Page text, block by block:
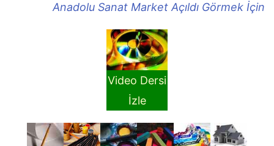
Anadolu Sanat Market Açıldı Görmek İçin
Video Dersi
İzle